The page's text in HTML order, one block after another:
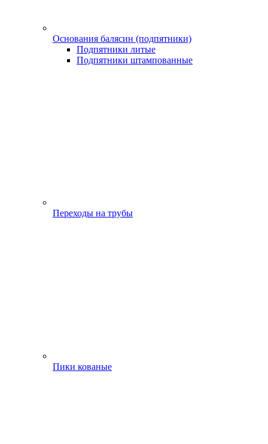
Основания балясин (подпятники)
Подпятники литые
Подпятники штампованные
Переходы на трубы
Пики кованые